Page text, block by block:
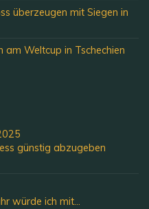
überzeugen mit Siegen in
am Weltcup in Tschechien
günstig abzugeben
würde ich mit...